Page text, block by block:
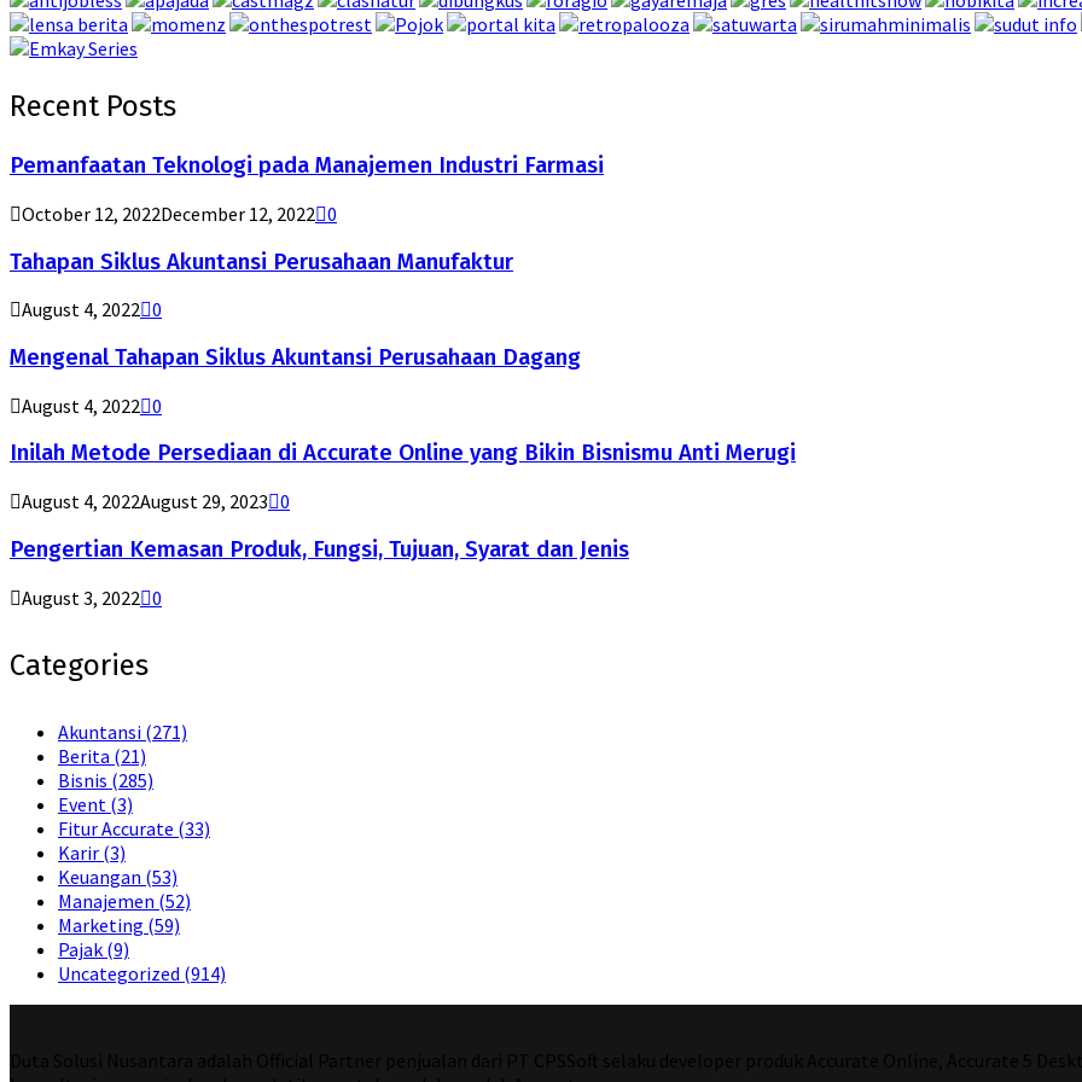
Recent Posts
Pemanfaatan Teknologi pada Manajemen Industri Farmasi
October 12, 2022December 12, 2022 0
Tahapan Siklus Akuntansi Perusahaan Manufaktur
August 4, 2022 0
Mengenal Tahapan Siklus Akuntansi Perusahaan Dagang
August 4, 2022 0
Inilah Metode Persediaan di Accurate Online yang Bikin Bisnismu Anti Merugi
August 4, 2022August 29, 2023 0
Pengertian Kemasan Produk, Fungsi, Tujuan, Syarat dan Jenis
August 3, 2022 0
Categories
Akuntansi (271)
Berita (21)
Bisnis (285)
Event (3)
Fitur Accurate (33)
Karir (3)
Keuangan (53)
Manajemen (52)
Marketing (59)
Pajak (9)
Uncategorized (914)